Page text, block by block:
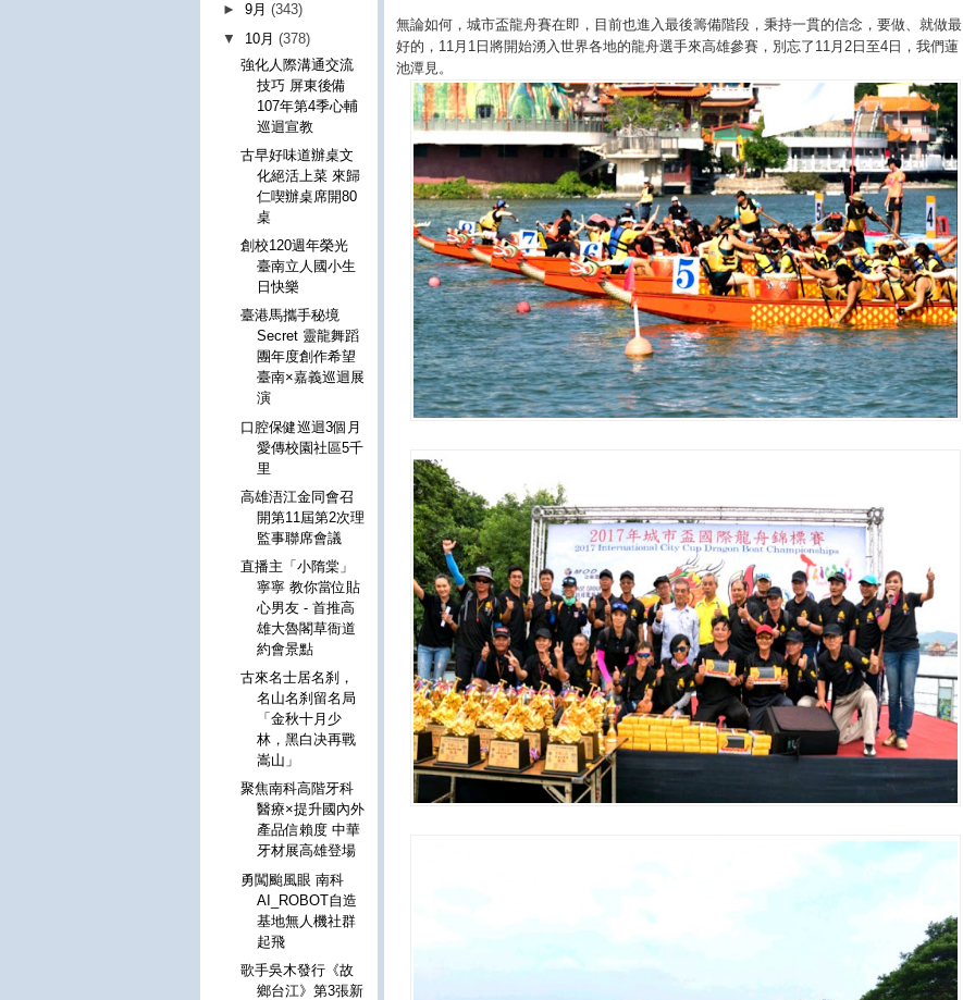
無論如何，城市盃龍舟賽在即，目前也進入最後籌備階段，秉持一貫的信念，要做、就做最
好的，11月1日將開始湧入世界各地的龍舟選手來高雄參賽，別忘了11月2日至4日，我們蓮
池潭見。
►9月(343)
▼ 10月(378)
強化人際溝通交流
技巧 屏東後備
107年第4季心輔
巡迴宣教
古早好味道辦桌文
化絕活上菜 來歸
仁喫辦桌席開80
桌
創校120週年榮光
臺南立人國小生
日快樂
臺港馬攜手秘境
Secret 靈龍舞蹈
團年度創作希望
臺南×嘉義巡迴展
演
口腔保健巡迴3個月
愛傳校園社區5千
里
高雄浯江金同會召
開第11屆第2次理
監事聯席會議
直播主「小隋棠」
寧寧 教你當位貼
心男友 - 首推高
雄大魯閣草衙道
約會景點
古來名士居名刹，
名山名刹留名局
「金秋十月少
林，黑白决再戰
嵩山」
聚焦南科高階牙科
醫療×提升國內外
產品信賴度 中華
牙材展高雄登場
勇闖颱風眼 南科
AI_ROBOT自造
基地無人機社群
起飛
歌手吳木發行《故
鄉台江》第3張新